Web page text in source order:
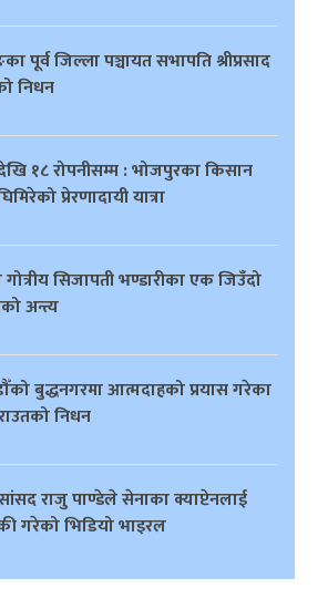
पूर्व जिल्ला पञ्चायत सभापति श्रीप्रसाद
निधन
१८ रोपनीसम्म : भोजपुरका किसान
प्रेरणादायी यात्रा
सिजापती भण्डारीका एक जिउँदो
अन्त्य
बुद्धनगरमा आत्मदाहको प्रयास गरेका
निधन
राजु पाण्डेले सेनाका क्याप्टेनलाई
गरेको भिडियो भाइरल